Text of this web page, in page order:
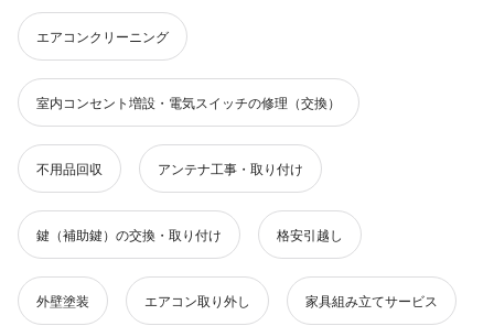
エアコンクリーニング
室内コンセント増設・電気スイッチの修理（交換）
不用品回収 アンテナ工事・取り付け
鍵（補助鍵）の交換・取り付け 格安引越し
外壁塗装 エアコン取り外し 家具組み立てサービス